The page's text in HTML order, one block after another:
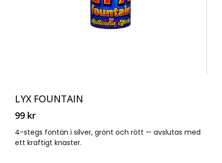
LYX FOUNTAIN
99 kr
4-stegs fontän i silver, grönt och rött — avslutas med
ett kraftigt knaster.